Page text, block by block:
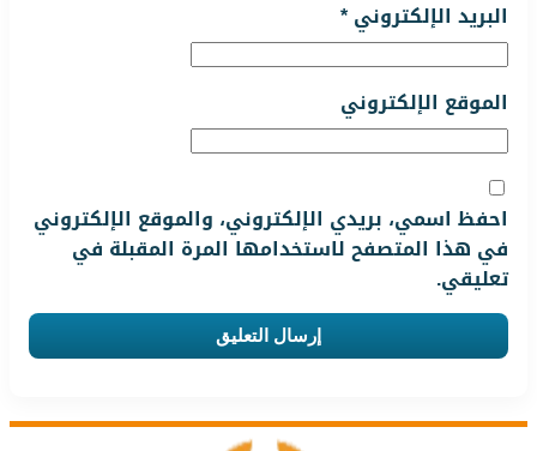
البريد الإلكتروني*
الموقع الإلكتروني
احفظ اسمي، بريدي الإلكتروني، والموقع الإلكتروني
في هذا المتصفح لاستخدامها المرة المقبلة في
تعليقي.